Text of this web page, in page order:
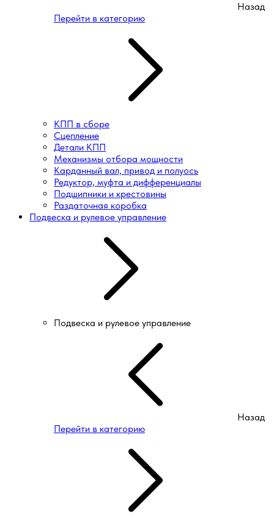
Назад
Перейти в категорию
КПП в сборе
Сцепление
Детали КПП
Механизмы отбора мощности
Карданный вал, привод и полуось
Редуктор, муфта и дифференциалы
Подшипники и крестовины
Раздаточная коробка
Подвеска и рулевое управление
Подвеска и рулевое управление
Назад
Перейти в категорию